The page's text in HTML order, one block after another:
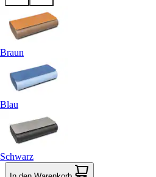
Braun
Blau
Schwarz